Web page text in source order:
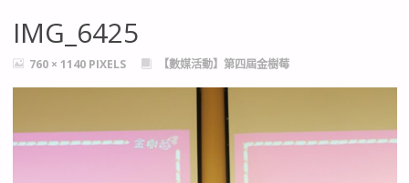
IMG_6425
FULL760 × 1140 PIXELS 【數媒活動】第四屆金樹莓